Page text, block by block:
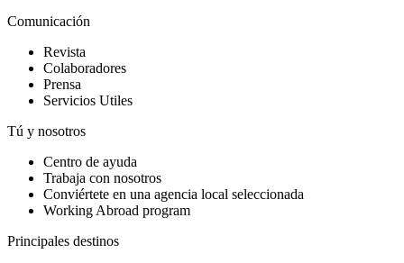
Comunicación
Revista
Colaboradores
Prensa
Servicios Utiles
Tú y nosotros
Centro de ayuda
Trabaja con nosotros
Conviértete en una agencia local seleccionada
Working Abroad program
Principales destinos